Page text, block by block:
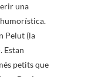
una
Pelut (la
Estan
petits que